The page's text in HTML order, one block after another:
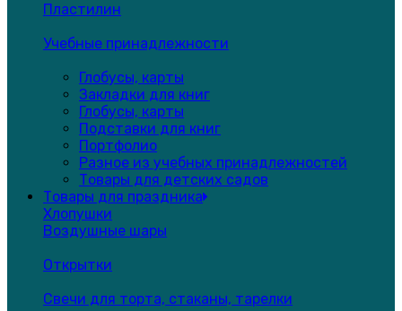
Пластилин
Учебные принадлежности
Глобусы, карты
Закладки для книг
Глобусы, карты
Подставки для книг
Портфолио
Разное из учебных принадлежностей
Товары для детских садов
Товары для праздника
Хлопушки
Воздушные шары
Открытки
Свечи для торта, стаканы, тарелки